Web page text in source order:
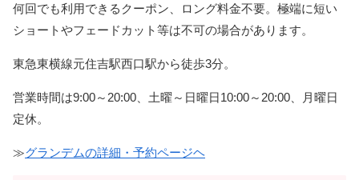
何回でも利用できるクーポン、ロング料金不要。極端に短い
ショートやフェードカット等は不可の場合があります。
東急東横線元住吉駅西口駅から徒歩3分。
営業時間は9:00～20:00、土曜～日曜日10:00～20:00、月曜日
定休。
≫グランデムの詳細・予約ページヘ